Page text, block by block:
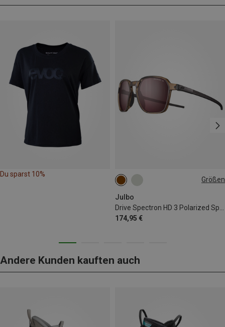
Du sparst 10%
Größen
Julbo
174,95 €
L
Andere Kunden kauften auch